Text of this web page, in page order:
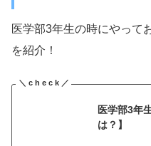
医学部3年生の時にやって
を紹介！
医学部3年
は？】